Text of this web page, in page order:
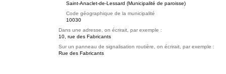
Saint-Anaclet-de-Lessard (Municipalité de paroisse)
Code géographique de la municipalité
10030
Dans une adresse, on écrirait, par exemple :
10, rue des Fabricants
Sur un panneau de signalisation routière, on écrirait, par exemple :
Rue des Fabricants